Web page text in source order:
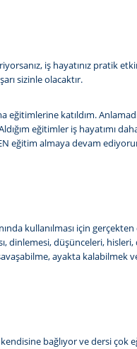
iş hayatınız pratik
sizinle olacaktır.
eğitimlerine katıldım.
eğitimler iş
eğitim almaya devam
kullanılması için
dinlemesi, düşünceleri,
ayakta kalabilmek
bağlıyor ve dersi